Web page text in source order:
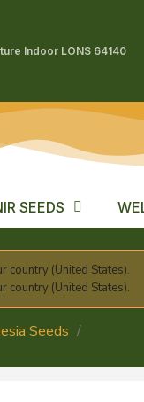
Indoor LONS 64140
SEEDS
country (United States).
country (United States).
Seeds